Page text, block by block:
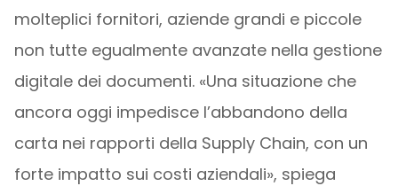
molteplici fornitori, aziende grandi e piccole
non tutte egualmente avanzate nella gestione
digitale dei documenti. «Una situazione che
ancora oggi impedisce l’abbandono della
carta nei rapporti della Supply Chain, con un
forte impatto sui costi aziendali», spiega